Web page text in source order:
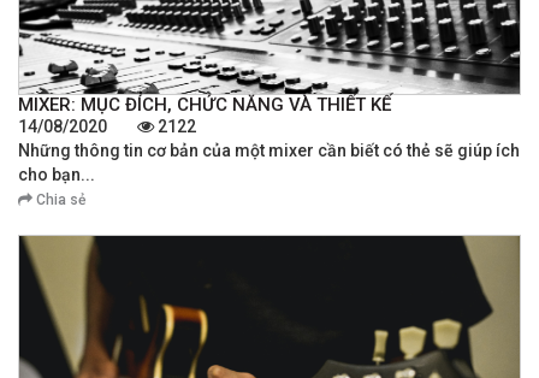
MIXER: MỤC ĐÍCH, CHỨC NĂNG VÀ THIẾT KẾ
14/08/2020
2122
Những thông tin cơ bản của một mixer cần biết có thẻ sẽ giúp ích
cho bạn...
Chia sẻ